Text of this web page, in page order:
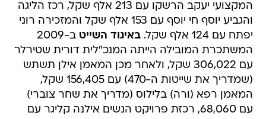
המקצועי יעקב הרשקו עם 213 אלף שקל, רכז הליגה
והגביע יוסף חי יוסף עם 153 אלף שקל והמזכירה רוני
יפתח עם 124 אלף שקל.
באיגוד השייט
ב-2009
המשתכרת המובילה הייתה המנכ"לית דורית שטירלר
עם 306,022 שקל, ולאחר מכן המאמן אילן תשתש
(שמדריך את שייטות ה-470) עם 156,405 שקל,
המאמן רפא (ורה) בלילוס (מדריך את שחר צוברי)
עם 68,060, רכזת פרויקט הנשים אילנה קליגר עם